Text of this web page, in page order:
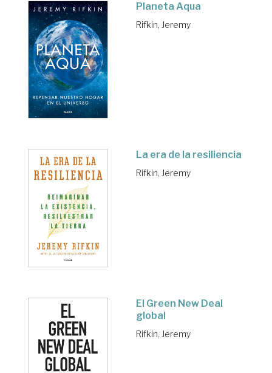
Planeta Aqua
Rifkin, Jeremy
La era de la resiliencia
Rifkin, Jeremy
El Green New Deal
global
Rifkin, Jeremy